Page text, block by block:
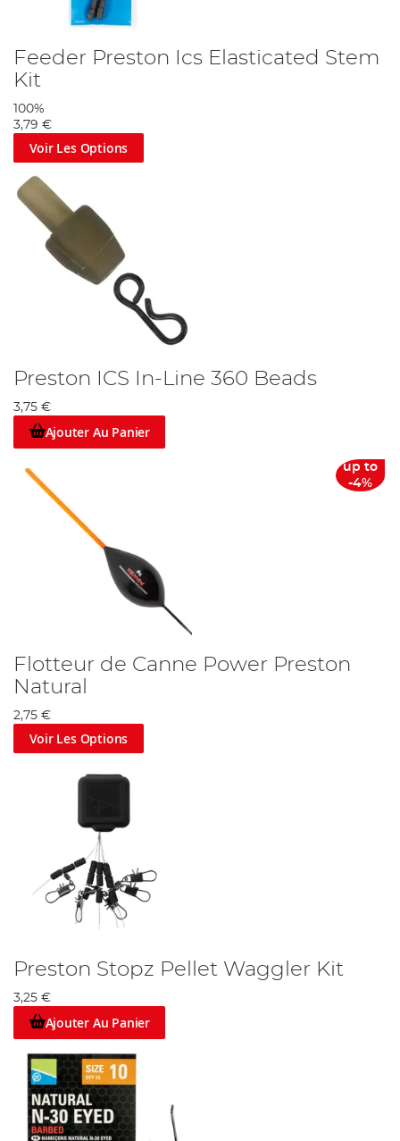
Feeder Preston Ics Elasticated Stem
Kit
100%
3,79 €
Voir Les Options
Preston ICS In-Line 360 Beads
3,75 €
Ajouter Au Panier
up to
-4%
Flotteur de Canne Power Preston
Natural
2,75 €
Voir Les Options
Preston Stopz Pellet Waggler Kit
3,25 €
Ajouter Au Panier